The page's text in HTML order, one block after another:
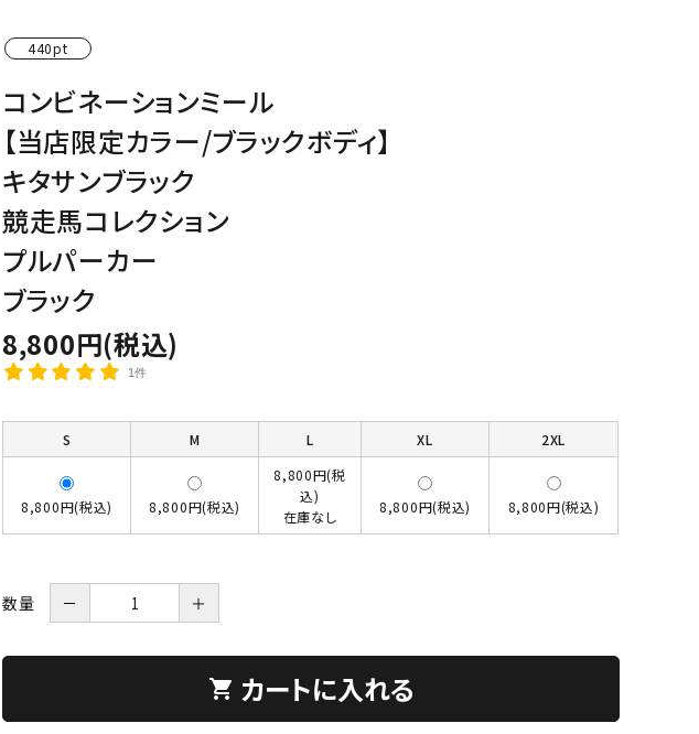
440pt
コンビネーションミール
【当店限定カラー/ブラックボディ】
キタサンブラック
競走馬コレクション
プルパーカー
ブラック
8,800円(税込)
1件
S M L XL 2XL
8,800円(税込) 8,800円(税込)
8,800円(税
込)
在庫なし
8,800円(税込) 8,800円(税込)
数量 － ＋
shopping_cart カートに入れる